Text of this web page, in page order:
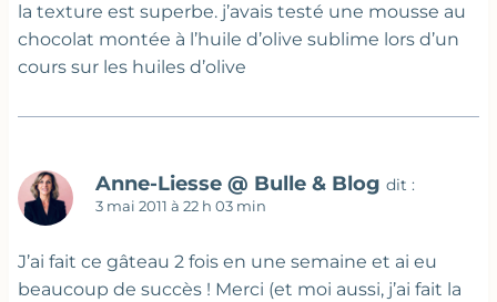
la texture est superbe. j’avais testé une mousse au
chocolat montée à l’huile d’olive sublime lors d’un
cours sur les huiles d’olive
Anne-Liesse @ Bulle & Blog dit :
3 mai 2011 à 22 h 03 min
J’ai fait ce gâteau 2 fois en une semaine et ai eu
beaucoup de succès ! Merci (et moi aussi, j’ai fait la